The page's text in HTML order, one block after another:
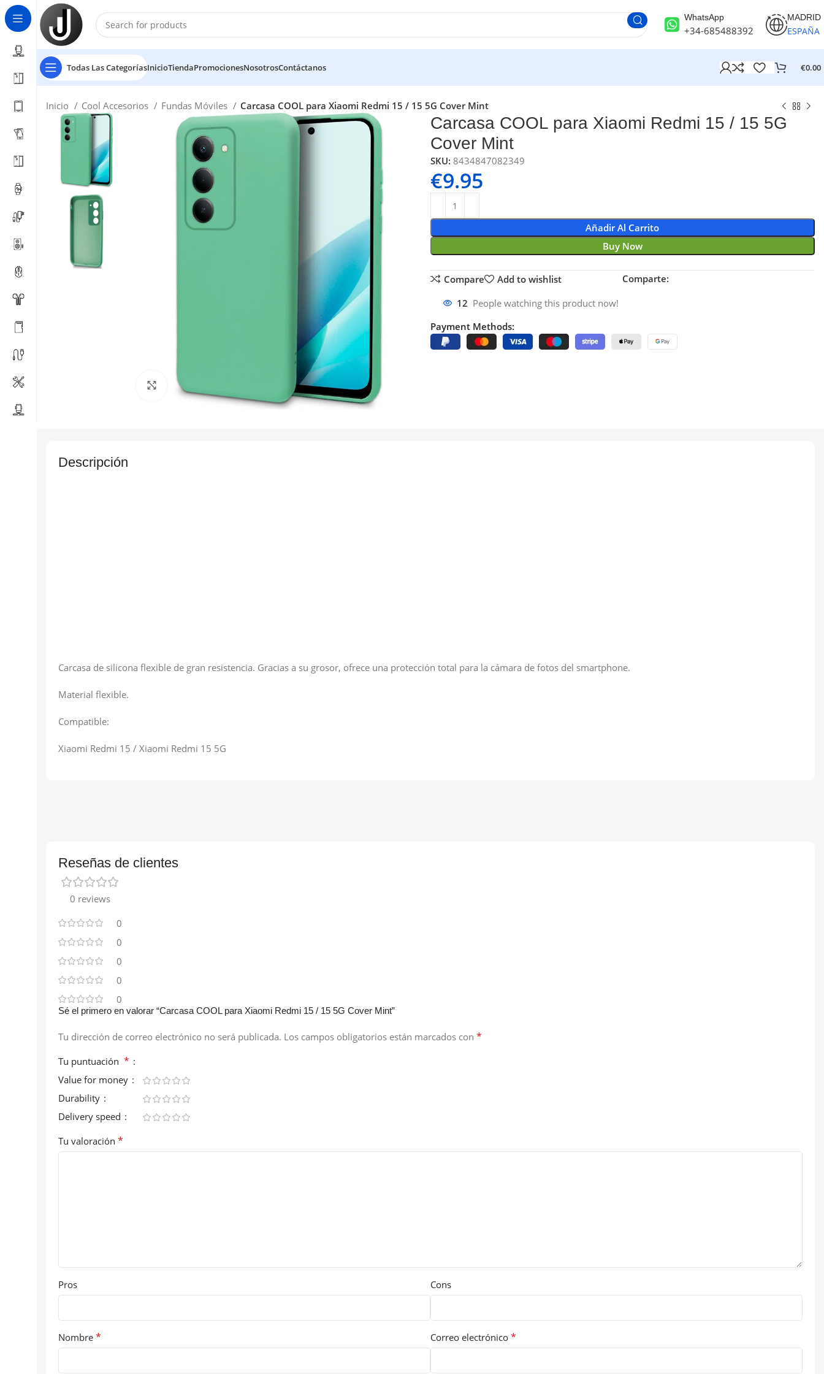
WhatsApp
+34-685488392
MADRID
ESPAÑA
Todas Las CategoríasInicioTiendaPromocionesNosotrosContáctanos €0.00
Inicio Cool Accesorios Fundas Móviles Carcasa COOL para Xiaomi Redmi 15 / 15 5G Cover Mint
Click to enlarge
Carcasa COOL para Xiaomi Redmi 15 / 15 5G
Cover Mint
SKU: 8434847082349
€9.95
Añadir Al Carrito
Buy Now
Compare Add to wishlist Comparte:
12 People watching this product now!
Payment Methods:
Descripción
Carcasa de silicona flexible de gran resistencia. Gracias a su grosor, ofrece una protección total para la cámara de fotos del smartphone.
Material flexible.
Compatible:
Xiaomi Redmi 15 / Xiaomi Redmi 15 5G
Reseñas de clientes
0 reviews
0
0
0
0
0
Sé el primero en valorar “Carcasa COOL para Xiaomi Redmi 15 / 15 5G Cover Mint”
Tu dirección de correo electrónico no será publicada. Los campos obligatorios están marcados con *
Tu puntuación *
Value for money
Durability
Delivery speed
Tu valoración *
Pros Cons
Nombre * Correo electrónico *